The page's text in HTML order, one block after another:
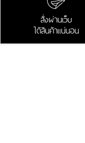
สั่งผ่านเว็บ
ได้สินค้าแน่นอน